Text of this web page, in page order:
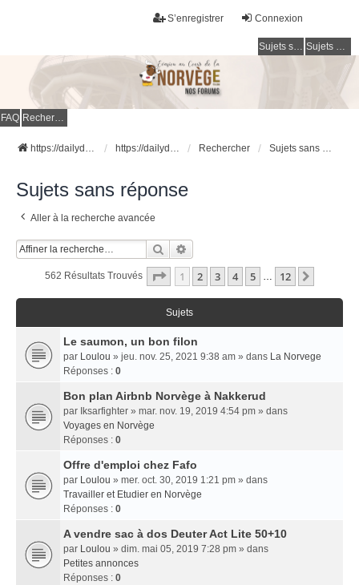
Connexion
S’enregistrer
Sujets sans réponse Sujets actifs
FAQ Rechercher
https://dailydigesthub.com https://dailydigesthub.com Rechercher Sujets sans réponse
Sujets sans réponse
Aller à la recherche avancée
Rechercher
562 Résultats Trouvés Page 1Sur
1 2 3 4 5 … 12
Sujets
Le saumon, un bon filon
par Loulou » jeu. nov. 25, 2021 9:38 am » dans La Norvege
Réponses : 0
Bon plan Airbnb Norvège à Nakkerud
par Iksarfighter » mar. nov. 19, 2019 4:54 pm » dans
Voyages en Norvège
Réponses : 0
Offre d'emploi chez Fafo
par Loulou » mer. oct. 30, 2019 1:21 pm » dans
Travailler et Etudier en Norvège
Réponses : 0
A vendre sac à dos Deuter Act Lite 50+10
par Loulou » dim. mai 05, 2019 7:28 pm » dans
Petites annonces
Réponses : 0